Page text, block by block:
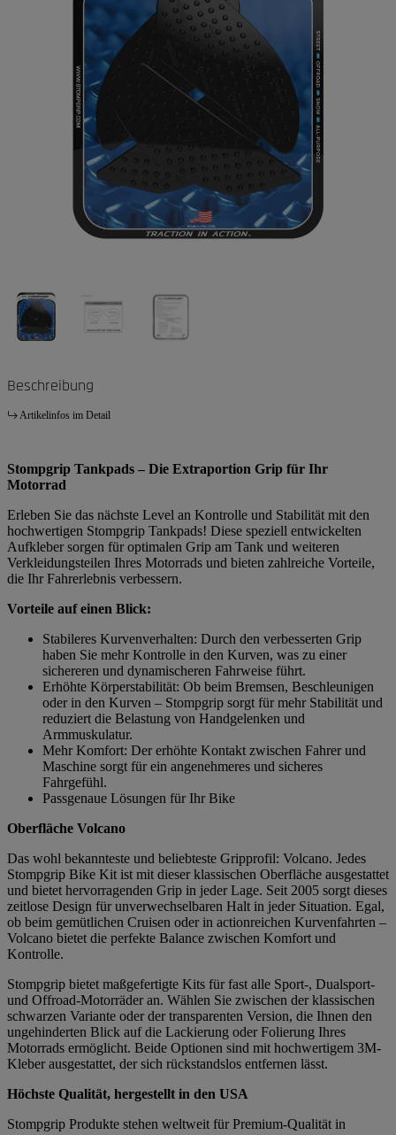
Beschreibung
Artikelinfos im Detail
Stompgrip Tankpads – Die Extraportion Grip für Ihr
Motorrad
Erleben Sie das nächste Level an Kontrolle und Stabilität mit den
hochwertigen Stompgrip Tankpads! Diese speziell entwickelten
Aufkleber sorgen für optimalen Grip am Tank und weiteren
Verkleidungsteilen Ihres Motorrads und bieten zahlreiche Vorteile,
die Ihr Fahrerlebnis verbessern.
Vorteile auf einen Blick:
Stabileres Kurvenverhalten: Durch den verbesserten Grip
haben Sie mehr Kontrolle in den Kurven, was zu einer
sichereren und dynamischeren Fahrweise führt.
Erhöhte Körperstabilität: Ob beim Bremsen, Beschleunigen
oder in den Kurven – Stompgrip sorgt für mehr Stabilität und
reduziert die Belastung von Handgelenken und
Armmuskulatur.
Mehr Komfort: Der erhöhte Kontakt zwischen Fahrer und
Maschine sorgt für ein angenehmeres und sicheres
Fahrgefühl.
Passgenaue Lösungen für Ihr Bike
Oberfläche Volcano
Das wohl bekannteste und beliebteste Gripprofil: Volcano. Jedes
Stompgrip Bike Kit ist mit dieser klassischen Oberfläche ausgestattet
und bietet hervorragenden Grip in jeder Lage. Seit 2005 sorgt dieses
zeitlose Design für unverwechselbaren Halt in jeder Situation. Egal,
ob beim gemütlichen Cruisen oder in actionreichen Kurvenfahrten –
Volcano bietet die perfekte Balance zwischen Komfort und
Kontrolle.
Stompgrip bietet maßgefertigte Kits für fast alle Sport-, Dualsport-
und Offroad-Motorräder an. Wählen Sie zwischen der klassischen
schwarzen Variante oder der transparenten Version, die Ihnen den
ungehinderten Blick auf die Lackierung oder Folierung Ihres
Motorrads ermöglicht. Beide Optionen sind mit hochwertigem 3M-
Kleber ausgestattet, der sich rückstandslos entfernen lässt.
Höchste Qualität, hergestellt in den USA
Stompgrip Produkte stehen weltweit für Premium-Qualität in